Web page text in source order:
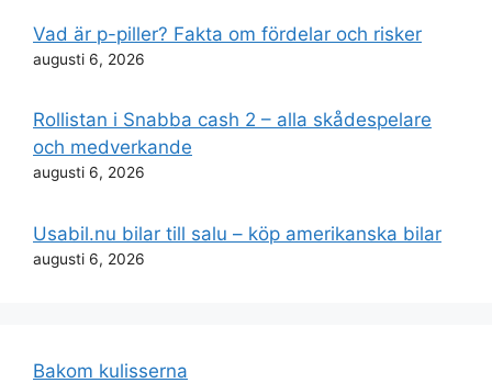
Vad är p-piller? Fakta om fördelar och risker
augusti 6, 2026
Rollistan i Snabba cash 2 – alla skådespelare
och medverkande
augusti 6, 2026
Usabil.nu bilar till salu – köp amerikanska bilar
augusti 6, 2026
Bakom kulisserna